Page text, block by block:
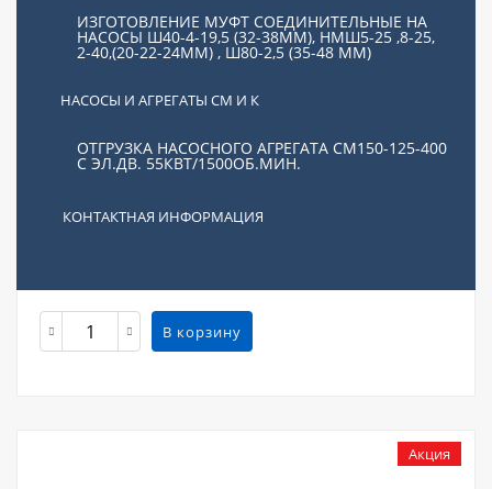
ИЗГОТОВЛЕНИЕ МУФТ СОЕДИНИТЕЛЬНЫЕ НА
НАСОСЫ Ш40-4-19,5 (32-38ММ), НМШ5-25 ,8-25,
2-40,(20-22-24ММ) , Ш80-2,5 (35-48 ММ)
НАСОСЫ И АГРЕГАТЫ СМ И К
ОТГРУЗКА НАСОСНОГО АГРЕГАТА СМ150-125-400
С ЭЛ.ДВ. 55КВТ/1500ОБ.МИН.
КОНТАКТНАЯ ИНФОРМАЦИЯ
В наличии Арт.: 11510
В корзину
Акция